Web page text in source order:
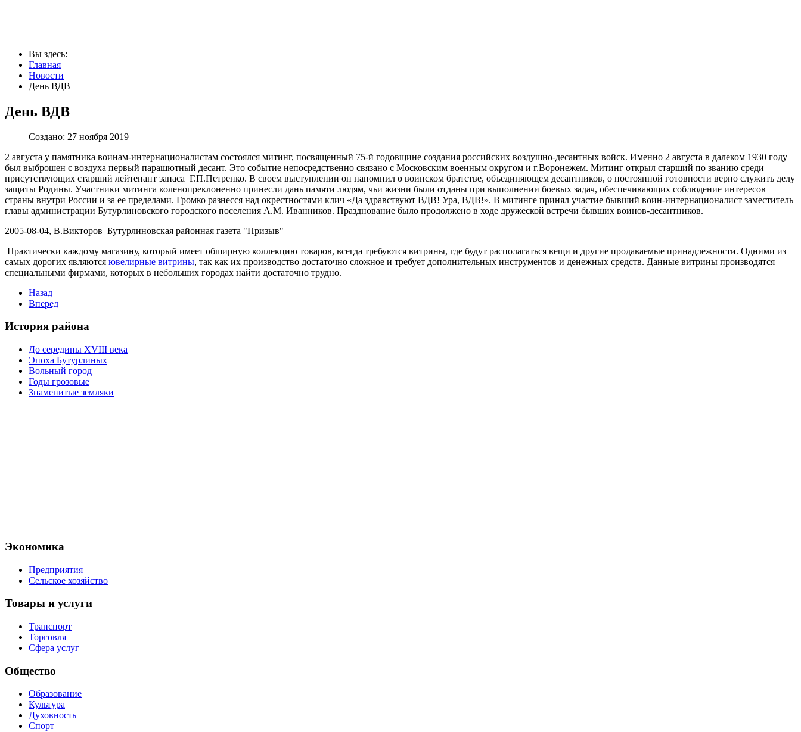
Вы здесь:
Главная
Новости
День ВДВ
День ВДВ
Создано: 27 ноября 2019
2 августа у памятника воинам-интернационалистам состоялся митинг, посвященный 75-й годовщине создания российских воздушно-десантных войск. Именно 2 августа в далеком 1930 году
был выброшен с воздуха первый парашютный десант. Это событие непосредственно связано с Московским военным округом и г.Воронежем. Митинг открыл старший по званию среди
присутствующих старший лейтенант запаса Г.П.Петренко. В своем выступлении он напомнил о воинском братстве, объединяющем десантников, о постоянной готовности верно служить делу
защиты Родины. Участники митинга коленопреклоненно принесли дань памяти людям, чьи жизни были отданы при выполнении боевых задач, обеспечивающих соблюдение интересов
страны внутри России и за ее пределами. Громко разнесся над окрестностями клич «Да здравствуют ВДВ! Ура, ВДВ!». В митинге принял участие бывший воин-интернационалист заместитель
главы администрации Бутурлиновского городского поселения A.M. Иванников. Празднование было продолжено в ходе дружеской встречи бывших воинов-десантников.
2005-08-04, В.Викторов Бутурлиновская районная газета "Призыв"
Практически каждому магазину, который имеет обширную коллекцию товаров, всегда требуются витрины, где будут располагаться вещи и другие продаваемые принадлежности. Одними из
самых дорогих являются ювелирные витрины, так как их производство достаточно сложное и требует дополнительных инструментов и денежных средств. Данные витрины производятся
специальными фирмами, которых в небольших городах найти достаточно трудно.
Назад
Вперед
История района
До середины XVIII века
Эпоха Бутурлиных
Вольный город
Годы грозовые
Знаменитые земляки
Экономика
Предприятия
Сельское хозяйство
Товары и услуги
Транспорт
Торговля
Сфера услуг
Общество
Образование
Культура
Духовность
Спорт